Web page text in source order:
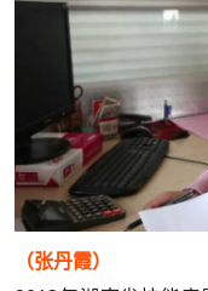
（张丹霞）